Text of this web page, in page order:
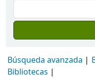
Búsqueda avanzada
Bibliotecas